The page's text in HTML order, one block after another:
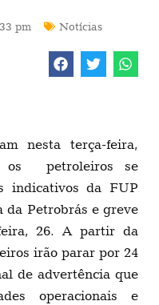
pm Notícias
nesta terça-feira,
os petroleiros se
indicativos da FUP
da Petrobrás e greve
26. A partir da
irão parar por 24
de advertência que
operacionais e